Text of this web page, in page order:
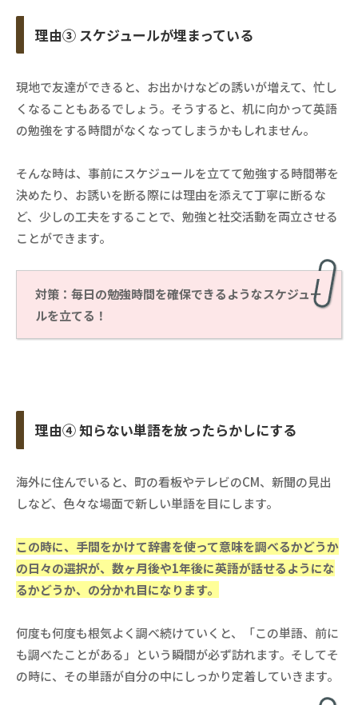
理由③ スケジュールが埋まっている
現地で友達ができると、お出かけなどの誘いが増えて、忙し
くなることもあるでしょう。そうすると、机に向かって英語
の勉強をする時間がなくなってしまうかもしれません。
そんな時は、事前にスケジュールを立てて勉強する時間帯を
決めたり、お誘いを断る際には理由を添えて丁寧に断るな
ど、少しの工夫をすることで、勉強と社交活動を両立させる
ことができます。
対策：毎日の勉強時間を確保できるようなスケジュー
ルを立てる！
理由④ 知らない単語を放ったらかしにする
海外に住んでいると、町の看板やテレビのCM、新聞の見出
しなど、色々な場面で新しい単語を目にします。
この時に、手間をかけて辞書を使って意味を調べるかどうか
の日々の選択が、数ヶ月後や1年後に英語が話せるようにな
るかどうか、の分かれ目になります。
何度も何度も根気よく調べ続けていくと、「この単語、前に
も調べたことがある」という瞬間が必ず訪れます。そしてそ
の時に、その単語が自分の中にしっかり定着していきます。